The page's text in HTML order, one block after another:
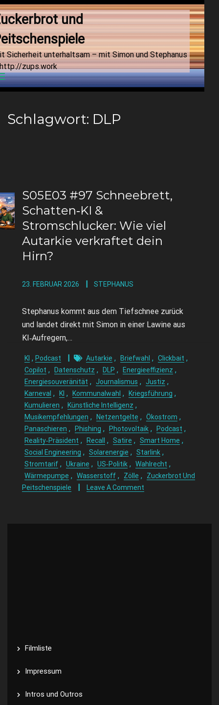
und
Sicherheit unterhaltsam – mit Simon und Stephanus
zups.work
Schlagwort: DLP
S05E03 #97 Schneebrett,
Schatten‑KI &
Stromschlucker: Wie viel
Autarkie verkraftet dein
Hirn?
23. FEBRUAR 2026 STEPHANUS
Stephanus kommt aus dem Tiefschnee zurück
und landet direkt mit Simon in einer Lawine aus
KI‑Aufregern,…
KI , Podcast Autarkie , Briefwahl , Clickbait ,
Copilot , Datenschutz , DLP , Energieeffizienz ,
Energiesouveränität , Journalismus , Justiz ,
Karneval , KI , Kommunalwahl , Kriegsführung ,
Kumulieren , Künstliche Intelligenz ,
Musikempfehlungen , Netzentgelte , Ökostrom ,
Panaschieren , Phishing , Photovoltaik , Podcast ,
Reality‑Präsident , Recall , Satire , Smart Home ,
Social Engineering , Solarenergie , Starlink ,
Stromtarif , Ukraine , US‑Politik , Wahlrecht ,
Wärmepumpe , Wasserstoff , Zölle ,
Zuckerbrot Und
Peitschenspiele
Leave A Comment
Filmliste
Impressum
Intros und Outros